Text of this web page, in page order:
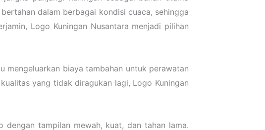
dalam berbagai kondisi cuaca, sehingga
Logo Kuningan Nusantara menjadi pilihan
mengeluarkan biaya tambahan untuk perawatan
yang tidak diragukan lagi, Logo Kuningan
tampilan mewah, kuat, dan tahan lama.